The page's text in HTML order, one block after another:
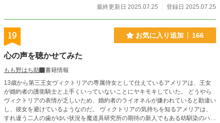
最終更新日 2025.07.25
登録日 2025.07.25
19 お気に入り追加 166
心の声を聴かせてみた
もも野はち助
書籍情報
13歳から第三王女ヴィクトリアの専属侍女として仕えているアメリアは、王女
が婚約者の護衛騎士と上手くいっていないことにヤキモキしていた。 どうやら
ヴィクトリアの表情が乏しいため、婚約者のライオネルが嫌われていると勘違い
し、彼女を避けているようなのだ。 ヴィクトリアの気持ちを知るアメリアは、
すれ違う二人の歯がゆい状況を魔道具研究所の期待の新人でもある幼馴染のハル